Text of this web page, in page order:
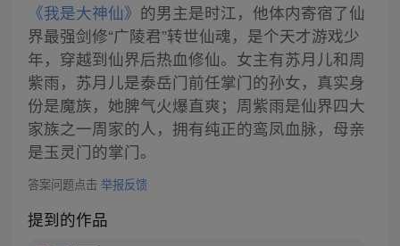
《我是大神仙》 的男主是时江，他体内寄宿了仙
界最强剑修“广陵君”转世仙魂，是个天才游戏少
年，穿越到仙界后热血修仙。女主有苏月儿和周
紫雨，苏月儿是泰岳门前任掌门的孙女，真实身
份是魔族，她脾气火爆直爽；周紫雨是仙界四大
家族之一周家的人，拥有纯正的鸾凤血脉，母亲
是玉灵门的掌门。
答案问题点击 举报反馈
提到的作品